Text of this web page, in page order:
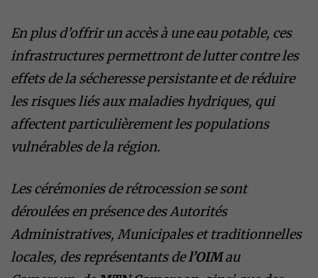
En plus d’offrir un accès à une eau potable, ces
infrastructures permettront de lutter contre les
effets de la sécheresse persistante et de réduire
les risques liés aux maladies hydriques, qui
affectent particulièrement les populations
vulnérables de la région.
Les cérémonies de rétrocession se sont
déroulées en présence des Autorités
Administratives, Municipales et traditionnelles
locales, des représentants del’OIMau